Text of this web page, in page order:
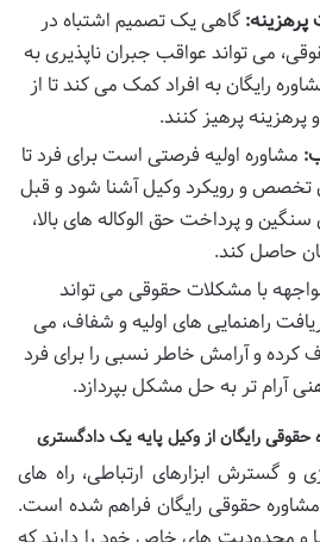
پرهزینه: گاهی یک تصمیم اشتباه در
می تواند عواقب جبران ناپذیری به
رایگان به افراد کمک می کند تا از
پرهیز کنند.
مشاوره اولیه فرصتی است برای فرد تا
تخصص و رویکرد وکیل آشنا شود و قبل
و پرداخت حق الوکاله های بالا،
حاصل کند.
با مشکلات حقوقی می تواند
راهنمایی های اولیه و شفاف، می
کرده و آرامش خاطر نسبی را برای فرد
آرام تر به حل مشکل بپردازد.
رایگان از وکیل پایه یک دادگستری
و گسترش ابزارهای ارتباطی، راه های
حقوقی رایگان فراهم شده است.